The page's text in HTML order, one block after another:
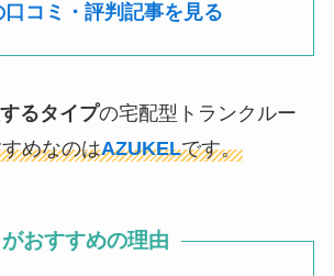
コミ・評判記事を見る
るタイプの宅配型トランクルー
めなのはAZUKELです。
がおすすめの理由